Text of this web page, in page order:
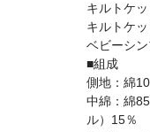
キルトケ
キルトケ
ベビーシ
■組成
側地：綿
中綿：綿
ル）15％